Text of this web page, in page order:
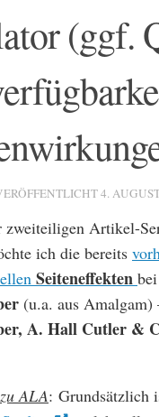
(ggf.
4.
zweiteiligen Artikel-
ich die bereits
Seiteneffekten
(u.a. aus
A. Hall Cutler &
ALA: Grundsätzlich